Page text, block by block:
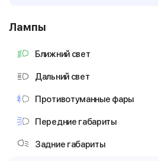
Лампы
Ближний свет
Дальний свет
Противотуманные фары
Передние габариты
Задние габариты